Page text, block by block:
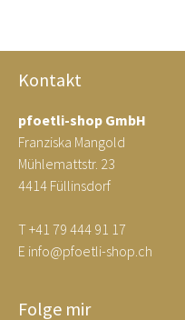
Kontakt
pfoetli-shop GmbH
Franziska Mangold
Mühlemattstr. 23
4414 Füllinsdorf
T+41 79 444 91 17
E info@pfoetli-shop.ch
Folge mir